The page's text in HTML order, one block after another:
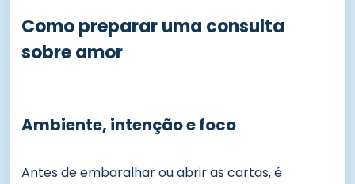
Como preparar uma consulta
sobre amor
Ambiente, intenção e foco
Antes de embaralhar ou abrir as cartas, é